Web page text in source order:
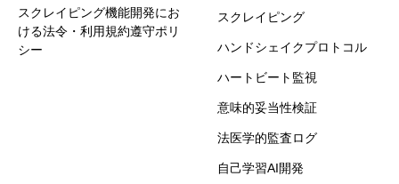
スクレイピング機能開発にお
ける法令・利用規約遵守ポリ
シー
スクレイピング
ハンドシェイクプロトコル
ハートビート監視
意味的妥当性検証
法医学的監査ログ
自己学習AI開発